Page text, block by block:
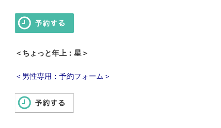
＜ちょっと年上：星＞
＜男性専用：予約フォーム＞